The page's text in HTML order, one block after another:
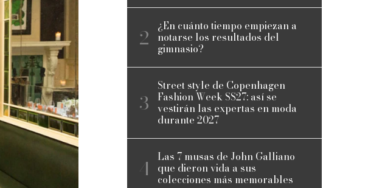
¿En cuánto tiempo empiezan a
notarse los resultados del
gimnasio?
Street style de Copenhagen
Fashion Week SS27: así se
vestirán las expertas en moda
durante 2027
Las 7 musas de John Galliano
que dieron vida a sus
colecciones más memorables